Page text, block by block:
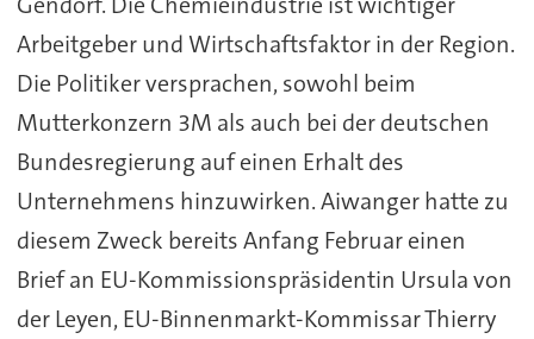
Arbeitgeber und Wirtschaftsfaktor in der Region.
Die Politiker versprachen, sowohl beim
Mutterkonzern 3M als auch bei der deutschen
Bundesregierung auf einen Erhalt des
Unternehmens hinzuwirken. Aiwanger hatte zu
diesem Zweck bereits Anfang Februar einen
Brief an EU-Kommissionspräsidentin Ursula von
der Leyen, EU-Binnenmarkt-Kommissar Thierry